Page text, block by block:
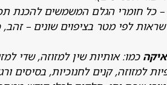
– כל חומרי הגלם המשמשים להכנת
לפי מטר בציפוים שונים –
כמו: אותיות שין למזוזה, שדי
למזוזה, קנים לחנוכיות, בסיסים